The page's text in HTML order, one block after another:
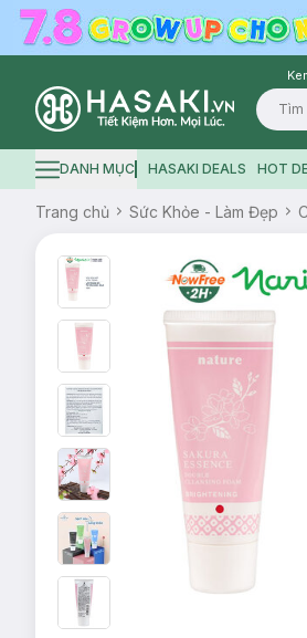
Logo
Hamburger icon
DANH MỤC HASAKI DEALS HOT
Trang chủ Sức Khỏe - Làm Đẹp